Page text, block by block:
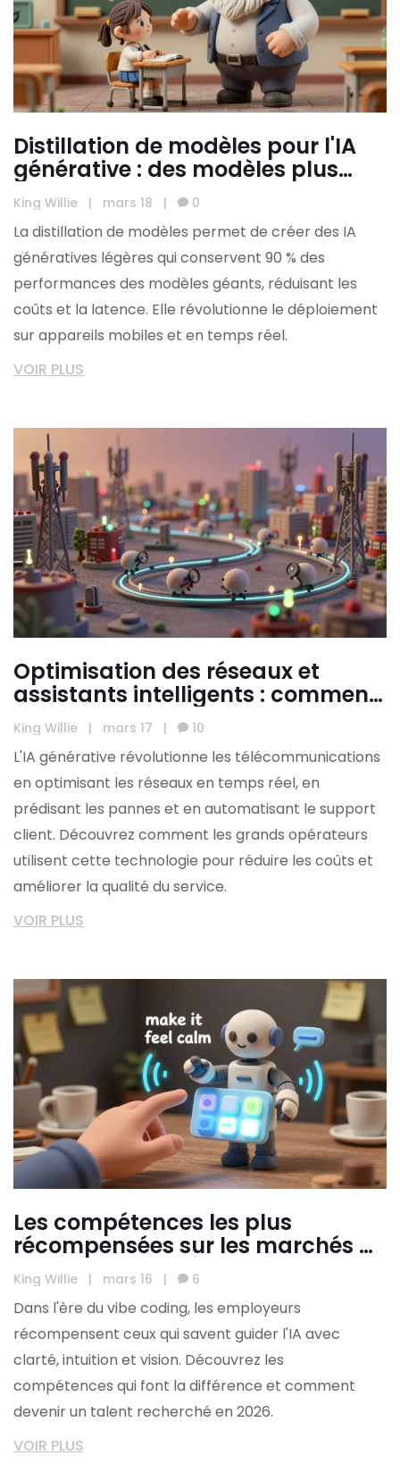
Distillation de modèles pour l'IA
générative : des modèles plus
petits avec des capacités
importantes
King Willie | mars 18 | 0
La distillation de modèles permet de créer des IA
génératives légères qui conservent 90 % des
performances des modèles géants, réduisant les
coûts et la latence. Elle révolutionne le déploiement
sur appareils mobiles et en temps réel.
VOIR PLUS
Optimisation des réseaux et
assistants intelligents : comment
l'IA générative révolutionne les
télécommunications
King Willie | mars 17 | 10
L'IA générative révolutionne les télécommunications
en optimisant les réseaux en temps réel, en
prédisant les pannes et en automatisant le support
client. Découvrez comment les grands opérateurs
utilisent cette technologie pour réduire les coûts et
améliorer la qualité du service.
VOIR PLUS
Les compétences les plus
récompensées sur les marchés de
l'emploi dans l'ère du vibe coding
King Willie | mars 16 | 6
Dans l'ère du vibe coding, les employeurs
récompensent ceux qui savent guider l'IA avec
clarté, intuition et vision. Découvrez les
compétences qui font la différence et comment
devenir un talent recherché en 2026.
VOIR PLUS